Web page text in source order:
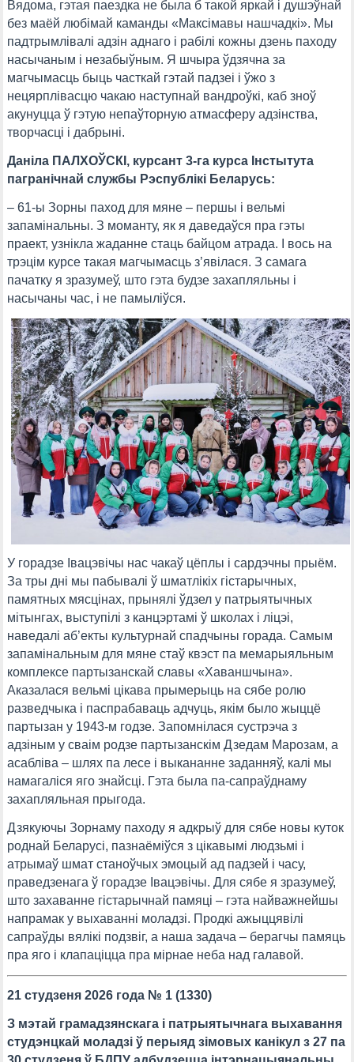
Вядома, гэтая паездка не была б такой яркай і душэўнай
без маёй любімай каманды «Максімавы нашчадкі». Мы
падтрымлівалі адзін аднаго і рабілі кожны дзень паходу
насычаным і незабыўным. Я шчыра ўдзячна за
магчымасць быць часткай гэтай падзеі і ўжо з
нецярплівасцю чакаю наступнай вандроўкі, каб зноў
акунуцца ў гэтую непаўторную атмасферу адзінства,
творчасці і дабрыні.
Даніла ПАЛХОЎСКІ, курсант 3-га курса Інстытута
пагранічнай службы Рэспублікі Беларусь:
– 61-ы Зорны паход для мяне – першы і вельмі
запамінальны. З моманту, як я даведаўся пра гэты
праект, узнікла жаданне стаць байцом атрада. І вось на
трэцім курсе такая магчымасць з’явілася. З самага
пачатку я зразумеў, што гэта будзе захапляльны і
насычаны час, і не памыліўся.
У горадзе Івацэвічы нас чакаў цёплы і сардэчны прыём.
За тры дні мы пабывалі ў шматлікіх гістарычных,
памятных мясцінах, прынялі ўдзел у патрыятычных
мітынгах, выступілі з канцэртамі ў школах і ліцэі,
наведалі аб’екты культурнай спадчыны горада. Самым
запамінальным для мяне стаў квэст па мемарыяльным
комплексе партызанскай славы «Хаваншчына».
Аказалася вельмі цікава прымерыць на сябе ролю
разведчыка і паспрабаваць адчуць, якім было жыццё
партызан у 1943-м годзе. Запомнілася сустрэча з
адзіным у сваім родзе партызанскім Дзедам Марозам, а
асабліва – шлях па лесе і выкананне заданняў, калі мы
намагаліся яго знайсці. Гэта была па-сапраўднаму
захапляльная прыгода.
Дзякуючы Зорнаму паходу я адкрыў для сябе новы куток
роднай Беларусі, пазнаёміўся з цікавымі людзьмі і
атрымаў шмат станоўчых эмоцый ад падзей і часу,
праведзенага ў горадзе Івацэвічы. Для сябе я зразумеў,
што захаванне гістарычнай памяці – гэта найважнейшы
напрамак у выхаванні моладзі. Продкі ажыццявілі
сапраўды вялікі подзвіг, а наша задача – берагчы памяць
пра яго і клапаціцца пра мірнае неба над галавой.
21 студзеня 2026 года № 1 (1330)
З мэтай грамадзянскага і патрыятычнага выхавання
студэнцкай моладзі ў перыяд зімовых канікул з 27 па